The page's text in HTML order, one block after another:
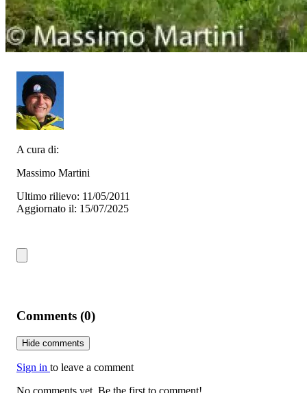
A cura di:
Massimo Martini
Ultimo rilievo: 11/05/2011
Aggiornato il: 15/07/2025
Comments (0)
Hide comments
Sign in to leave a comment